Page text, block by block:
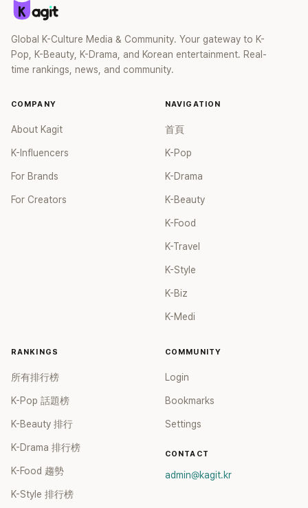
Global K-Culture Media & Community. Your gateway to K-
Pop, K-Beauty, K-Drama, and Korean entertainment. Real-
time rankings, news, and community.
COMPANY
About Kagit
K-Influencers
For Brands
For Creators
NAVIGATION
首頁
K-Pop
K-Drama
K-Beauty
K-Food
K-Travel
K-Style
K-Biz
K-Medi
RANKINGS
所有排行榜
K-Pop 話題榜
K-Beauty 排行
K-Drama 排行榜
K-Food 趨勢
K-Style 排行榜
COMMUNITY
Login
Bookmarks
Settings
CONTACT
admin@kagit.kr